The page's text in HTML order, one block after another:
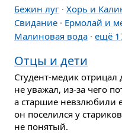
Бежин луг Хорь и
Свидание
Ермолай и
Малиновая вода ещё
Отцы и дети
Студент-медик
не уважал, из-за чего
а старшие невзлюбили
он поселился у
не понятый.